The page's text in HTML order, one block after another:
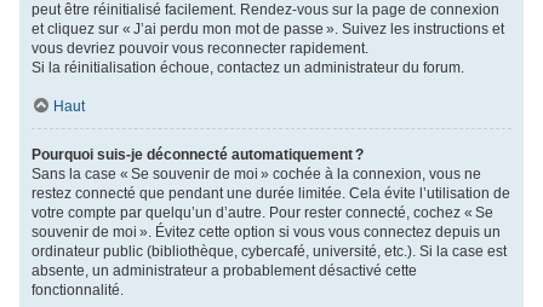
peut être réinitialisé facilement. Rendez-vous sur la page de connexion
et cliquez sur « J’ai perdu mon mot de passe ». Suivez les instructions et
vous devriez pouvoir vous reconnecter rapidement.
Si la réinitialisation échoue, contactez un administrateur du forum.
Haut
Pourquoi suis-je déconnecté automatiquement ?
Sans la case « Se souvenir de moi » cochée à la connexion, vous ne
restez connecté que pendant une durée limitée. Cela évite l’utilisation de
votre compte par quelqu’un d’autre. Pour rester connecté, cochez « Se
souvenir de moi ». Évitez cette option si vous vous connectez depuis un
ordinateur public (bibliothèque, cybercafé, université, etc.). Si la case est
absente, un administrateur a probablement désactivé cette
fonctionnalité.